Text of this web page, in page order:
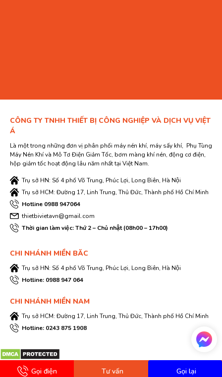
CÔNG TY TNHH THIẾT BỊ CÔNG NGHIỆP VÀ DỊCH VỤ VIỆT
Á
Là một trong những đơn vị phân phối máy nén khí, máy sấy khí, Phụ Tùng
Máy Nén Khí và Mô Tơ Điện Giảm Tốc, bơm màng khí nén, động cơ điện,
hộp giảm tốc hoạt động lâu năm nhất tại Việt Nam.
Trụ sở HN: Số 4 phố Võ Trung, Phúc Lợi, Long Biên, Hà Nội
Trụ sở HCM: Đường 17, Linh Trung, Thủ Đức, Thành phố Hồ Chí Minh
Hotline 0988 947064
thietbivietavn@gmail.com
Thời gian làm việc: Thứ 2 – Chủ nhật (08h00 – 17h00)
CHI NHÁNH MIỀN BĂC
Trụ sở HN: Số 4 phố Võ Trung, Phúc Lợi, Long Biên, Hà Nội
Hotline: 0988 947 064
CHI NHÁNH MIỀN NAM
Trụ sở HCM: Đường 17, Linh Trung, Thủ Đức, Thành phố Hồ Chí Minh
Hotline: 0243 875 1908
Gọi điện Tư vấn Gọi lại